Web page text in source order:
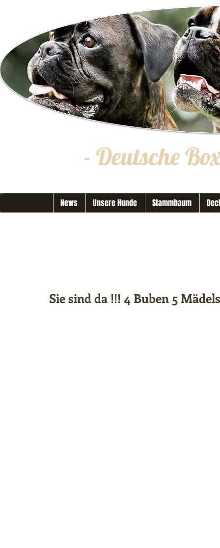
- Deutsche
News Unsere Hunde Stammbaum
Sie sind da !!! 4 Buben 5 Mädels